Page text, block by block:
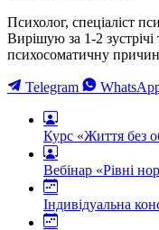
Психолог, спеціаліст
Вирішую за 1-2
психосоматичну
Telegram
Курс «Життя без
Вебінар «Рівні
Індивідуальна